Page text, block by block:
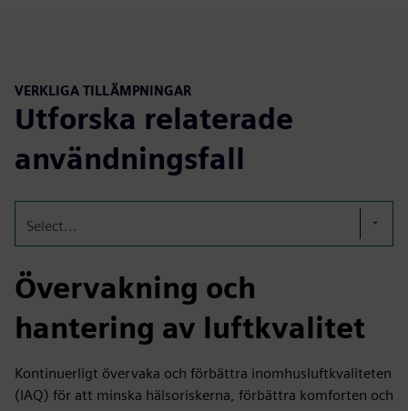
VERKLIGA TILLÄMPNINGAR
Utforska relaterade
användningsfall
Select...
Övervakning och
hantering av luftkvalitet
Kontinuerligt övervaka och förbättra inomhusluftkvaliteten
(IAQ) för att minska hälsoriskerna, förbättra komforten och